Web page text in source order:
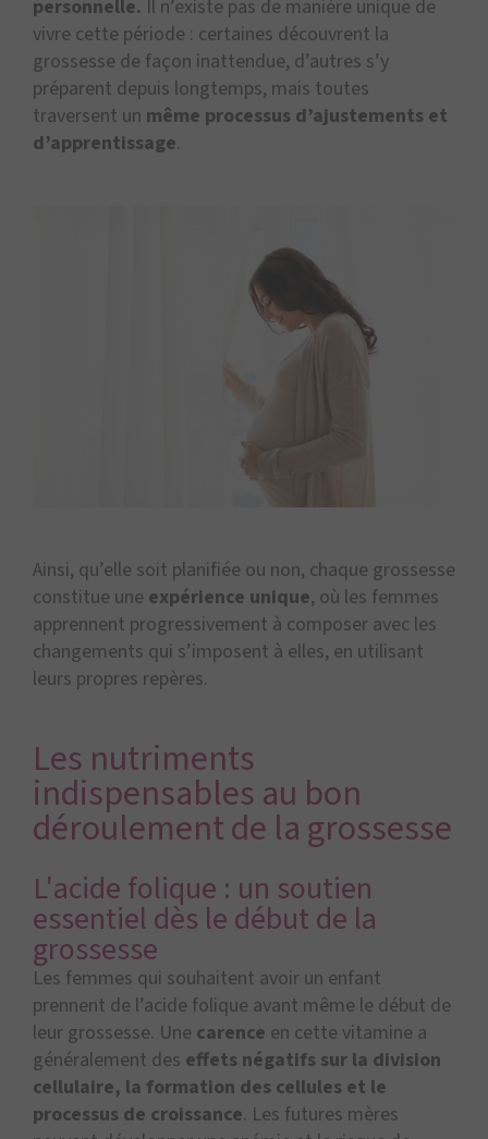
personnelle. Il n’existe pas de manière unique de
vivre cette période : certaines découvrent la
grossesse de façon inattendue, d’autres s’y
préparent depuis longtemps, mais toutes
traversent un même processus d’ajustements et
d’apprentissage.
Ainsi, qu’elle soit planifiée ou non, chaque grossesse
constitue une expérience unique, où les femmes
apprennent progressivement à composer avec les
changements qui s’imposent à elles, en utilisant
leurs propres repères.
Les nutriments
indispensables au bon
déroulement de la grossesse
L'acide folique : un soutien
essentiel dès le début de la
grossesse
Les femmes qui souhaitent avoir un enfant
prennent de l’acide folique avant même le début de
leur grossesse. Une carence en cette vitamine a
généralement des effets négatifs sur la division
cellulaire, la formation des cellules et le
processus de croissance. Les futures mères